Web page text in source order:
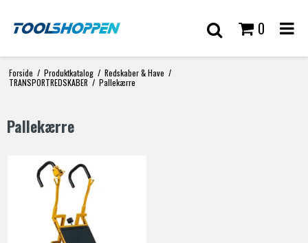
0
Forside / Produktkatalog / Redskaber & Have /
TRANSPORTREDSKABER / Pallekærre
Pallekærre